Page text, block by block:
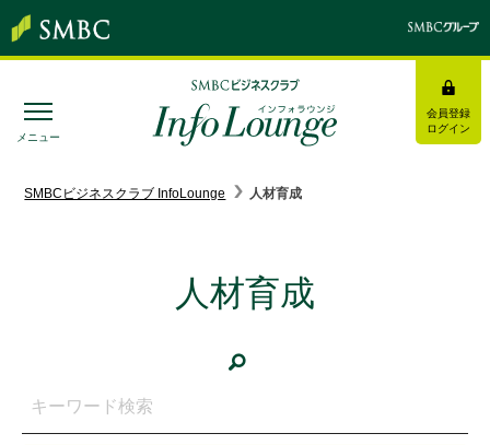
メニュー
会員登録
ログイン
みんなの研修
トピックス＆インフォメーション
お役立ち情報
SMBCビジネスクラブ InfoLounge 人材育成
人材育成